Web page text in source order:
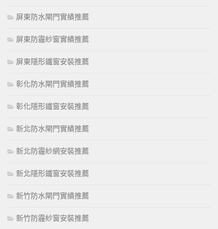
屏東防水閘門實績推薦
屏東防霾紗窗實績推薦
屏東隱形鐵窗安裝推薦
彰化防水閘門實績推薦
彰化隱形鐵窗安裝推薦
新北防水閘門實績推薦
新北防霾紗網安裝推薦
新北隱形鐵窗安裝推薦
新竹防水閘門實績推薦
新竹防霾紗窗安裝推薦